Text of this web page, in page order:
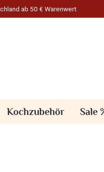
ab 50 € Warenwert
Kochzubehör Sale